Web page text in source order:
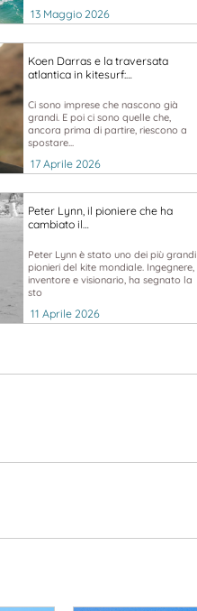
13 Maggio 2026
Koen Darras e la traversata
atlantica in kitesurf:…
Ci sono imprese che nascono già
grandi. E poi ci sono quelle che,
ancora prima di partire, riescono a
spostare...
17 Aprile 2026
Peter Lynn, il pioniere che ha
cambiato il…
Peter Lynn è stato uno dei più grandi
pionieri del kite mondiale. Ingegnere,
inventore e visionario, ha segnato la
sto
11 Aprile 2026